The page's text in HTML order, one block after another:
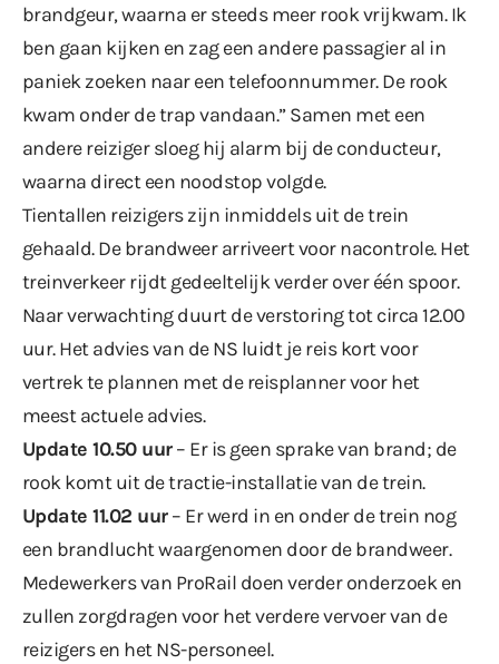
brandgeur, waarna er steeds meer rook vrijkwam. Ik
ben gaan kijken en zag een andere passagier al in
paniek zoeken naar een telefoonnummer. De rook
kwam onder de trap vandaan.” Samen met een
andere reiziger sloeg hij alarm bij de conducteur,
waarna direct een noodstop volgde.
Tientallen reizigers zijn inmiddels uit de trein
gehaald. De brandweer arriveert voor nacontrole. Het
treinverkeer rijdt gedeeltelijk verder over één spoor.
Naar verwachting duurt de verstoring tot circa 12.00
uur. Het advies van de NS luidt je reis kort voor
vertrek te plannen met dereisplannervoor het
meest actuele advies.
Update 10.50 uur– Er is geen sprake van brand; de
rook komt uit de tractie-installatie van de trein.
Update 11.02 uur– Er werd in en onder de trein nog
een brandlucht waargenomen door de brandweer.
Medewerkers van ProRail doen verder onderzoek en
zullen zorgdragen voor het verdere vervoer van de
reizigers en het NS-personeel.